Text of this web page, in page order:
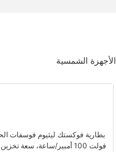
الأجهزة الشمسية